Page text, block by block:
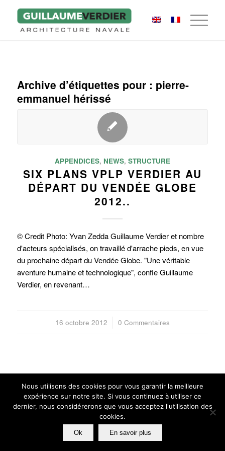
Archive d’étiquettes pour : pierre-
emmanuel hérissé
APPENDICES, NEWS, STRUCTURE
SIX PLANS VPLP VERDIER AU
DÉPART DU VENDÉE GLOBE
2012..
© Credit Photo: Yvan Zedda Guillaume Verdier et nombre
d'acteurs spécialisés, on travaillé d'arrache pieds, en vue
du prochaine départ du Vendée Globe. "Une véritable
aventure humaine et technologique", confie Guillaume
Verdier, en revenant…
16 octobre 2012
/ 0 Commentaires
© GUILLAUME VERDIER ARCHITECTURE NAVALE
POLITIQUE DE CONFIDENTIALITÉ
MENTIONS LÉGALES
CRÉDITS
Nous utilisons des cookies pour vous garantir la meilleure
expérience sur notre site. Si vous continuez à utiliser ce
dernier, nous considérerons que vous acceptez l'utilisation des
cookies.
Ok En savoir plus